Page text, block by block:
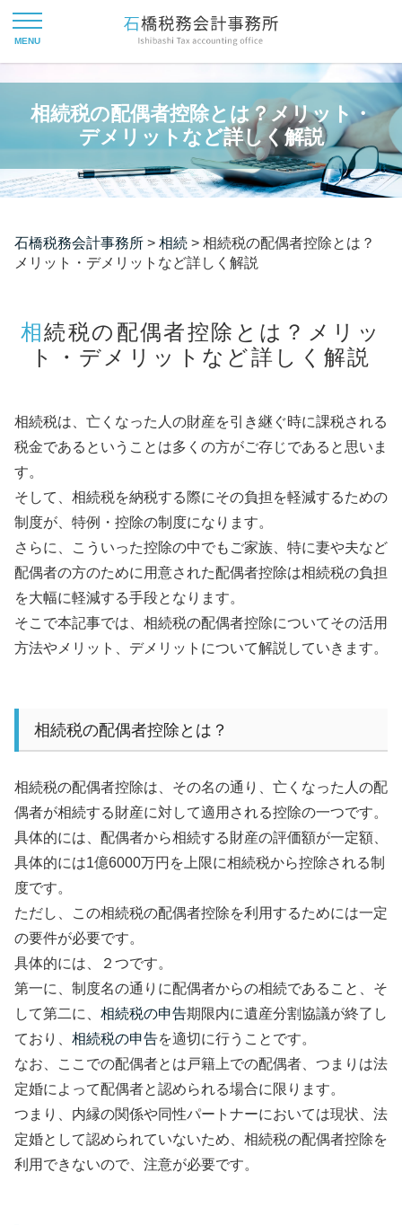
相続税の配偶者控除とは？メリット・
デメリットなど詳しく解説
石橋税務会計事務所 > 相続 > 相続税の配偶者控除とは？
メリット・デメリットなど詳しく解説
相続税の配偶者控除とは？メリッ
ト・デメリットなど詳しく解説
相続税は、亡くなった人の財産を引き継ぐ時に課税される
税金であるということは多くの方がご存じであると思いま
す。
そして、相続税を納税する際にその負担を軽減するための
制度が、特例・控除の制度になります。
さらに、こういった控除の中でもご家族、特に妻や夫など
配偶者の方のために用意された配偶者控除は相続税の負担
を大幅に軽減する手段となります。
そこで本記事では、相続税の配偶者控除についてその活用
方法やメリット、デメリットについて解説していきます。
相続税の配偶者控除とは？
相続税の配偶者控除は、その名の通り、亡くなった人の配
偶者が相続する財産に対して適用される控除の一つです。
具体的には、配偶者から相続する財産の評価額が一定額、
具体的には1億6000万円を上限に相続税から控除される制
度です。
ただし、この相続税の配偶者控除を利用するためには一定
の要件が必要です。
具体的には、２つです。
第一に、制度名の通りに配偶者からの相続であること、そ
して第二に、 相続税の申告期限内に遺産分割協議が終了し
ており、 相続税の申告を適切に行うことです。
なお、ここでの配偶者とは戸籍上での配偶者、つまりは法
定婚によって配偶者と認められる場合に限ります。
つまり、内縁の関係や同性パートナーにおいては現状、法
定婚として認められていないため、相続税の配偶者控除を
利用できないので、注意が必要です。